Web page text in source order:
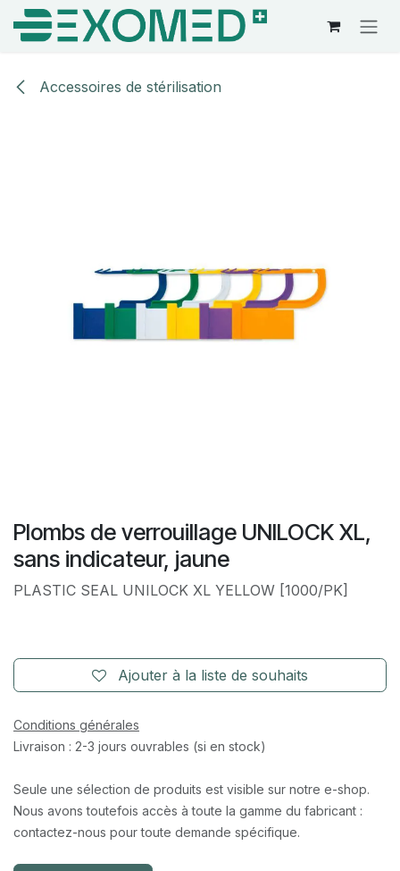
Se rendre au contenu
Accessoires de stérilisation
Plombs de verrouillage UNILOCK XL,
sans indicateur, jaune
PLASTIC SEAL UNILOCK XL YELLOW [1000/PK]
Ajouter à la liste de souhaits
Conditions générales
Livraison : 2-3 jours ouvrables (si en stock)
Seule une sélection de produits est visible sur notre e-shop.
Nous avons toutefois accès à toute la gamme du fabricant :
contactez-nous pour toute demande spécifique.